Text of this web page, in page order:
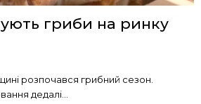
гриби на ринку
розпочався грибний сезон.
дедалі...